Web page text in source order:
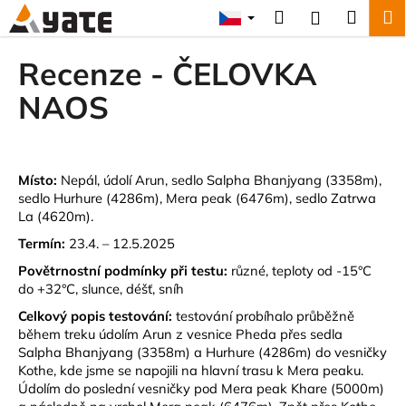
Přejít
na
obsah
HledatPřihlášení
Recenze - ČELOVKA
NAOS
Místo: Nepál, údolí Arun, sedlo Salpha Bhanjyang (3358m),
sedlo Hurhure (4286m), Mera peak (6476m), sedlo Zatrwa
La (4620m).
Termín: 23.4. – 12.5.2025
Povětrnostní podmínky při testu: různé, teploty od -15°C
do +32°C, slunce, déšť, sníh
Celkový popis testování: testování probíhalo průběžně
během treku údolím Arun z vesnice Pheda přes sedla
Salpha Bhanjyang (3358m) a Hurhure (4286m) do vesničky
Kothe, kde jsme se napojili na hlavní trasu k Mera peaku.
Údolím do poslední vesničky pod Mera peak Khare (5000m)
o
C
o
o
t
ř
e
b
u
j
e
t
e